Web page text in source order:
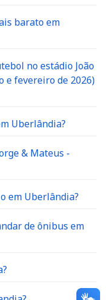
barato em
no estádio João
e fevereiro de 2026)
Uberlândia?
& Mateus -
em Uberlândia?
de ônibus em